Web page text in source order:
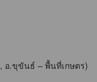
อ.ขุขันธ์ – พื้นที่เกษตร)